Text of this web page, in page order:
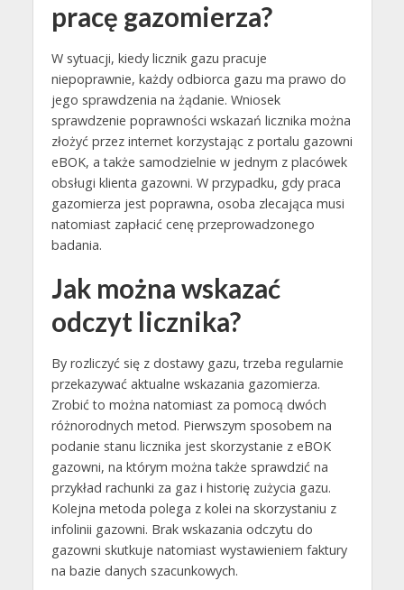
pracę gazomierza?
W sytuacji, kiedy licznik gazu pracuje
niepoprawnie, każdy odbiorca gazu ma prawo do
jego sprawdzenia na żądanie. Wniosek
sprawdzenie poprawności wskazań licznika można
złożyć przez internet korzystając z portalu gazowni
eBOK, a także samodzielnie w jednym z placówek
obsługi klienta gazowni. W przypadku, gdy praca
gazomierza jest poprawna, osoba zlecająca musi
natomiast zapłacić cenę przeprowadzonego
badania.
Jak można wskazać
odczyt licznika?
By rozliczyć się z dostawy gazu, trzeba regularnie
przekazywać aktualne wskazania gazomierza.
Zrobić to można natomiast za pomocą dwóch
różnorodnych metod. Pierwszym sposobem na
podanie stanu licznika jest skorzystanie z eBOK
gazowni, na którym można także sprawdzić na
przykład rachunki za gaz i historię zużycia gazu.
Kolejna metoda polega z kolei na skorzystaniu z
infolinii gazowni. Brak wskazania odczytu do
gazowni skutkuje natomiast wystawieniem faktury
na bazie danych szacunkowych.